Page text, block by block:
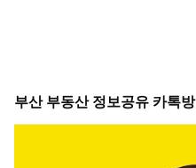
부산 부동산 정보공유 카톡방